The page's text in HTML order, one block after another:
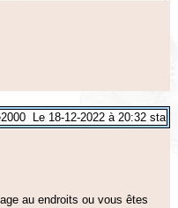
Le 18-12-2022 à 20:32 sta
au endroits ou vous êtes